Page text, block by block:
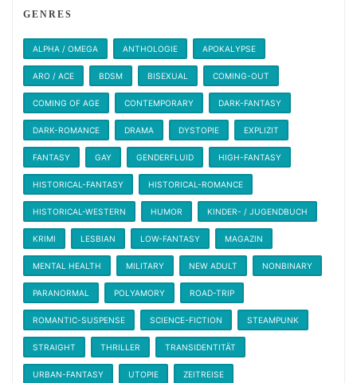
GENRES
ALPHA / OMEGA ANTHOLOGIE APOKALYPSE
ARO / ACE BDSM BISEXUAL COMING-OUT
COMING OF AGE CONTEMPORARY DARK-FANTASY
DARK-ROMANCE DRAMA DYSTOPIE EXPLIZIT
FANTASY GAY GENDERFLUID HIGH-FANTASY
HISTORICAL-FANTASY HISTORICAL-ROMANCE
HISTORICAL-WESTERN HUMOR KINDER- / JUGENDBUCH
KRIMI LESBIAN LOW-FANTASY MAGAZIN
MENTAL HEALTH MILITARY NEW ADULT NONBINARY
PARANORMAL POLYAMORY ROAD-TRIP
ROMANTIC-SUSPENSE SCIENCE-FICTION STEAMPUNK
STRAIGHT THRILLER TRANSIDENTITÄT
URBAN-FANTASY UTOPIE ZEITREISE